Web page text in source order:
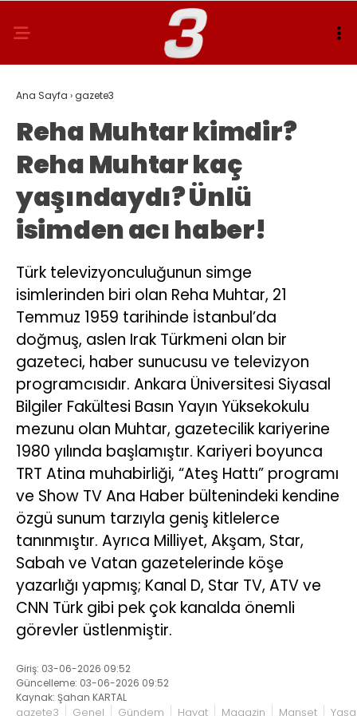
Ana Sayfa ›gazete3
Reha Muhtar kimdir?
Reha Muhtar kaç
yaşındaydı? Ünlü
isimden acı haber!
Türk televizyonculuğunun simge
isimlerinden biri olan Reha Muhtar, 21
Temmuz 1959 tarihinde İstanbul’da
doğmuş, aslen Irak Türkmeni olan bir
gazeteci, haber sunucusu ve televizyon
programcısıdır. Ankara Üniversitesi Siyasal
Bilgiler Fakültesi Basın Yayın Yüksekokulu
mezunu olan Muhtar, gazetecilik kariyerine
1980 yılında başlamıştır. Kariyeri boyunca
TRT Atina muhabirliği, “Ateş Hattı” programı
ve Show TV Ana Haber bültenindeki kendine
özgü sunum tarzıyla geniş kitlelerce
tanınmıştır. Ayrıca Milliyet, Akşam, Star,
Sabah ve Vatan gazetelerinde köşe
yazarlığı yapmış; Kanal D, Star TV, ATV ve
CNN Türk gibi pek çok kanalda önemli
görevler üstlenmiştir.
Giriş: 03-06-2026 09:52
Güncelleme: 03-06-2026 09:52
Kaynak: Şahan KARTAL
gazete3 Genel Gündem Hayat Magazin Manşet